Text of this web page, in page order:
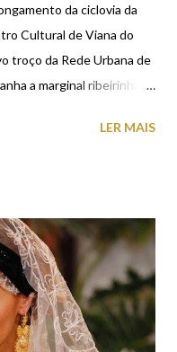
da ciclovia da
Cultural de Viana do
troço da Rede Urbana de
a marginal ribeirinha,
da escadaria ribeirinha
LER MAIS